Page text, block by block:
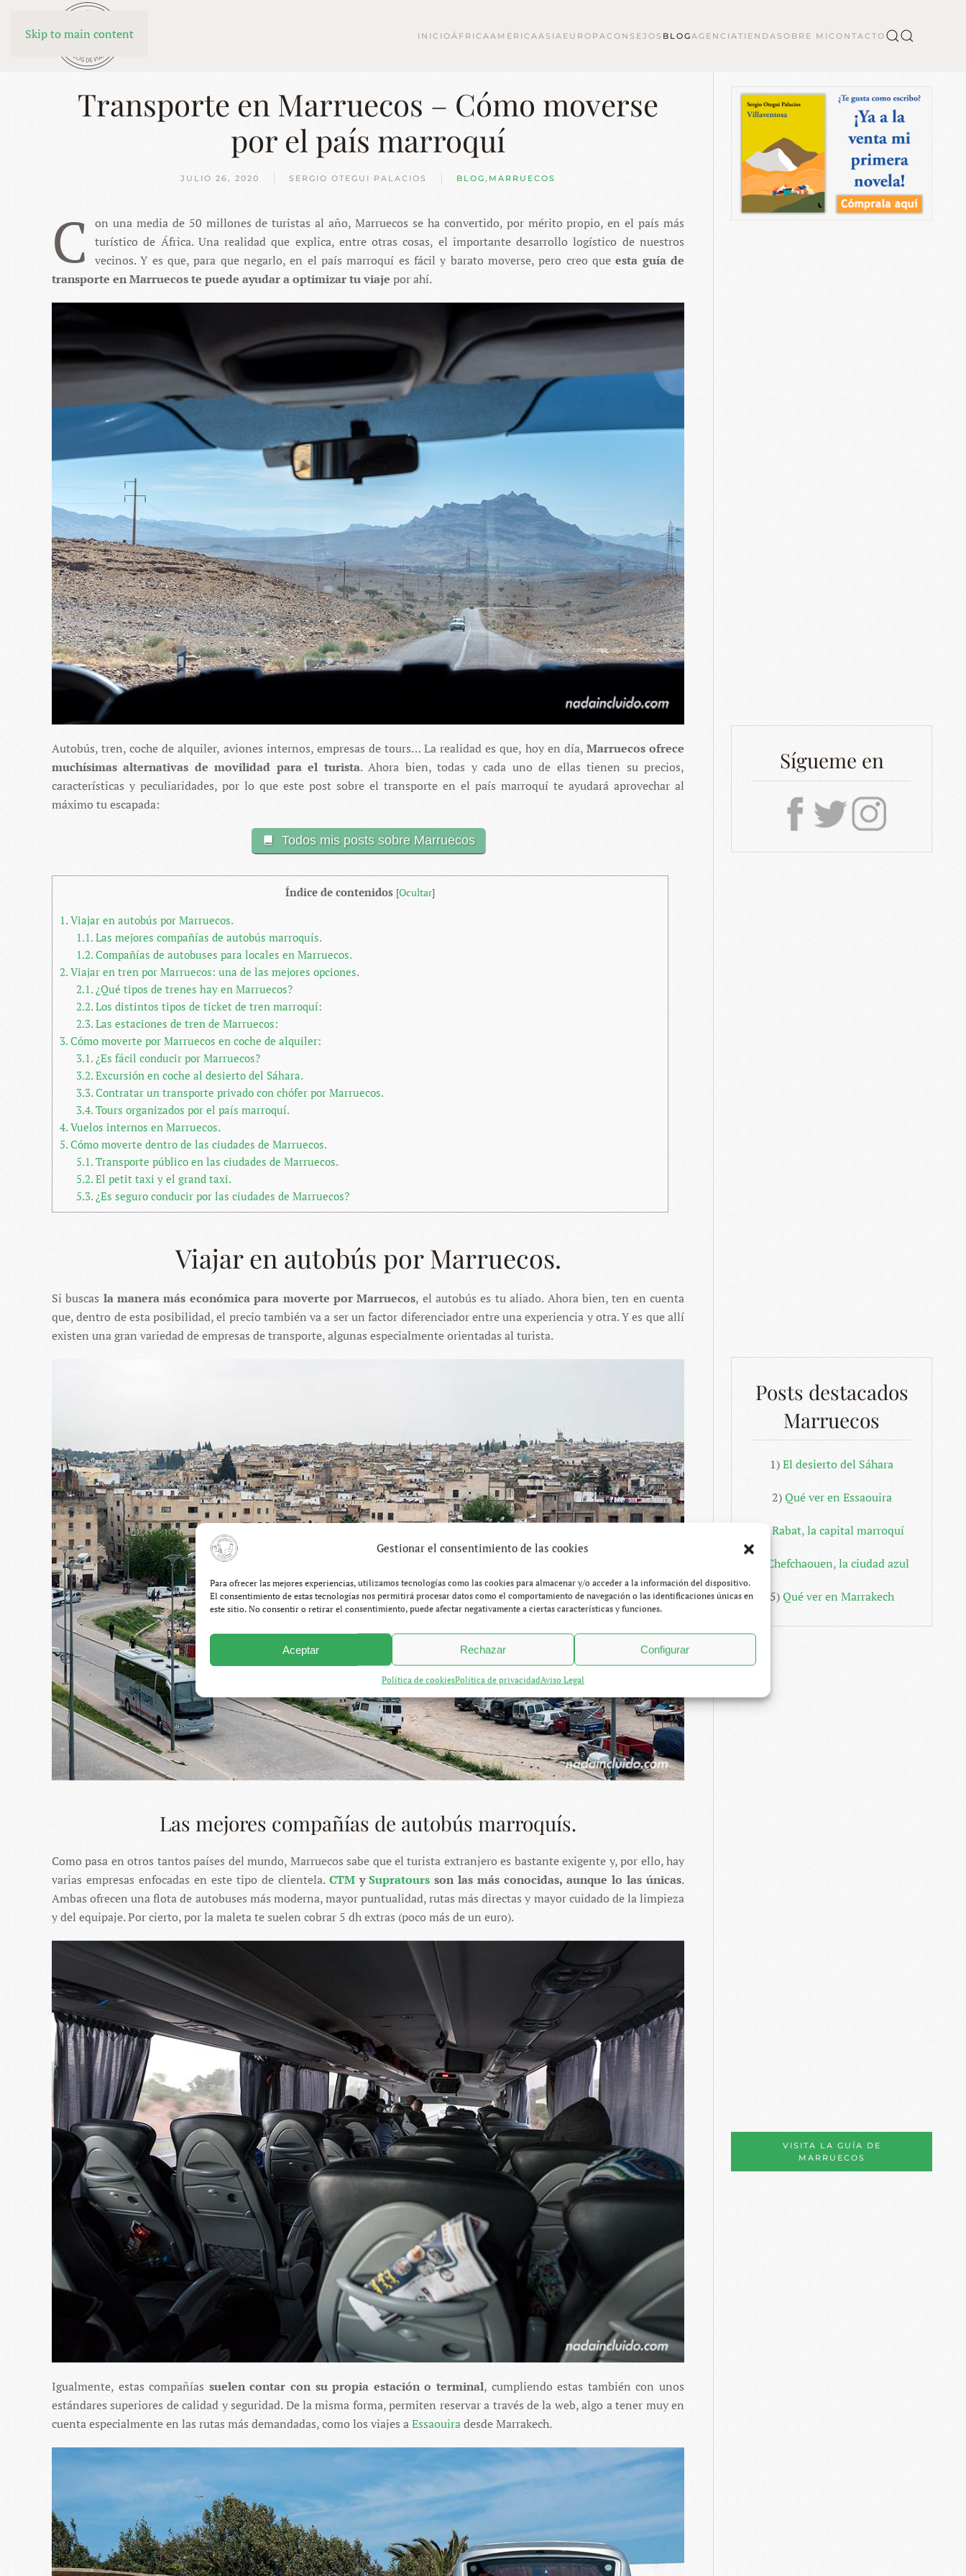
Gestionar el consentimiento de las cookies
Para ofrecer las mejores experiencias, utilizamos tecnologías como las cookies para almacenar y/o acceder a la información del dispositivo.
El consentimiento de estas tecnologías nos permitirá procesar datos como el comportamiento de navegación o las identificaciones únicas en
este sitio. No consentir o retirar el consentimiento, puede afectar negativamente a ciertas características y funciones.
Aceptar Rechazar Configurar
Política de cookiesPolítica de privacidadAviso Legal
Skip to main content INICIOÁFRICAAMÉRICAASIA EUROPACONSEJOS BLOGAGENCIATIENDASOBRE MÍCONTACTO
Transporte en Marruecos – Cómo moverse
por el país marroquí
JULIO 26, 2020 SERGIO OTEGUI PALACIOS BLOG, MARRUECOS
C
on una media de 50 millones de turistas al año, Marruecos se ha convertido, por mérito propio, en el país más
turístico de África. Una realidad que explica, entre otras cosas, el importante desarrollo logístico de nuestros
vecinos. Y es que, para que negarlo, en el país marroquí es fácil y barato moverse, pero creo queesta guía de
transporte en Marruecos te puede ayudar a optimizar tu viaje por ahí.
Autobús, tren, coche de alquiler, aviones internos, empresas de tours… La realidad es que, hoy en día, Marruecos ofrece
muchísimas alternativas de movilidad para el turista. Ahora bien, todas y cada uno de ellas tienen su precios,
características y peculiaridades, por lo que este post sobre el transporte en el país marroquí te ayudará aprovechar al
máximo tu escapada:
Todos mis posts sobre Marruecos
Índice de contenidos [Ocultar]
1. Viajar en autobús por Marruecos.
1.1.Las mejores compañías de autobús marroquís.
1.2.Compañías de autobuses para locales en Marruecos.
2. Viajar en tren por Marruecos: una de las mejores opciones.
2.1.¿Qué tipos de trenes hay en Marruecos?
2.2.Los distintos tipos de ticket de tren marroquí:
2.3.Las estaciones de tren de Marruecos:
3. Cómo moverte por Marruecos en coche de alquiler:
3.1.¿Es fácil conducir por Marruecos?
3.2.Excursión en coche al desierto del Sáhara.
3.3.Contratar un transporte privado con chófer por Marruecos.
3.4.Tours organizados por el país marroquí.
4. Vuelos internos en Marruecos.
5. Cómo moverte dentro de las ciudades de Marruecos.
5.1.Transporte público en las ciudades de Marruecos.
5.2.El petit taxi y el grand taxi.
5.3.¿Es seguro conducir por las ciudades de Marruecos?
Viajar en autobús por Marruecos.
Si buscas la manera más económica para moverte por Marruecos, el autobús es tu aliado. Ahora bien, ten en cuenta
que, dentro de esta posibilidad, el precio también va a ser un factor diferenciador entre una experiencia y otra. Y es que allí
existen una gran variedad de empresas de transporte, algunas especialmente orientadas al turista.
Las mejores compañías de autobús marroquís.
Como pasa en otros tantos países del mundo, Marruecos sabe que el turista extranjero es bastante exigente y, por ello, hay
varias empresas enfocadas en este tipo de clientela. CTMySupratours son las más conocidas, aunque lo las únicas.
Ambas ofrecen una flota de autobuses más moderna, mayor puntualidad, rutas más directas y mayor cuidado de la limpieza
y del equipaje. Por cierto, por la maleta te suelen cobrar 5 dh extras (poco más de un euro).
Igualmente, estas compañías suelen contar con su propia estación o terminal, cumpliendo estas también con unos
estándares superiores de calidad y seguridad. De la misma forma, permiten reservar a través de la web, algo a tener muy en
cuenta especialmente en las rutas más demandadas, como los viajes aEssaouiradesde Marrakech.
Sígueme en
Posts destacados
Marruecos
1)El desierto del Sáhara
2)Qué ver en Essaouira
3)Rabat, la capital marroquí
Chefchaouen, la ciudad azul
5)Qué ver en Marrakech
VISITA LA GUÍA DE
MARRUECOS